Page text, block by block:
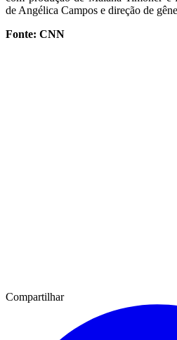
de Angélica Campos e direção de
Fonte: CNN
Compartilhar